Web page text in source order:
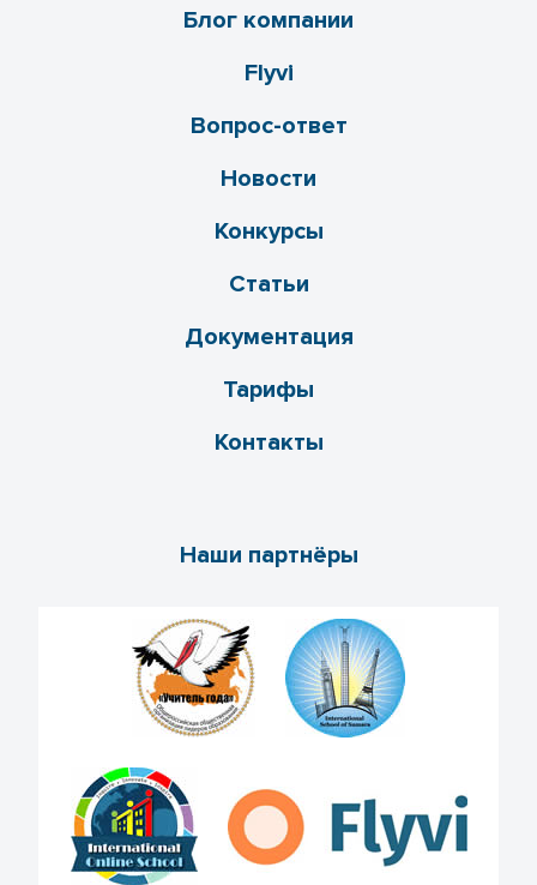
Блог компании
Flyvi
Вопрос-ответ
Новости
Конкурсы
Статьи
Документация
Тарифы
Контакты
Наши партнёры